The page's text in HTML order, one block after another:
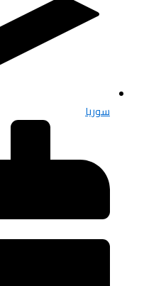
سوريا